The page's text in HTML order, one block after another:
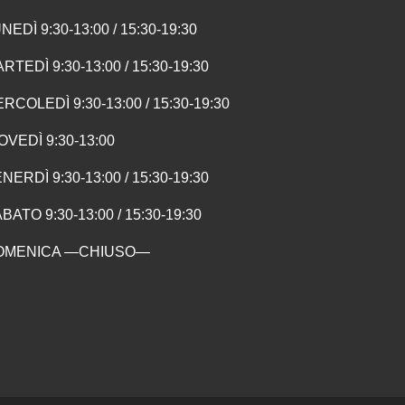
9:30-13:00 / 15:30-19:30
9:30-13:00 / 15:30-19:30
9:30-13:00 / 15:30-19:30
9:30-13:00
9:30-13:00 / 15:30-19:30
9:30-13:00 / 15:30-19:30
—CHIUSO—